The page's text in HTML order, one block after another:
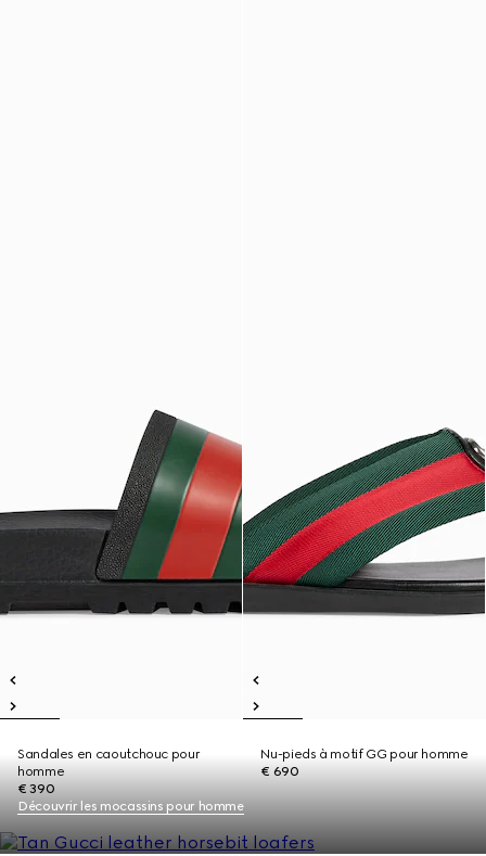
Sandales en caoutchouc pour
homme
€ 390
Nu-pieds à motif GG pour homme
€ 690
Découvrir les mocassins pour homme